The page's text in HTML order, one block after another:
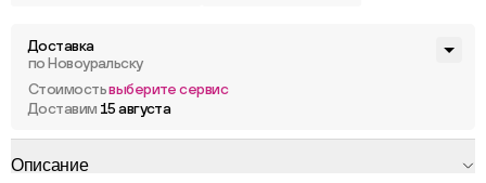
Доставка
по Новоуральску
Стоимостьвыберите сервис
Доставим 15 августа
Описание